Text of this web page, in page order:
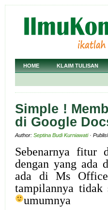
HOME KLAIM TULISAN
Simple !
di Google
Author: Septina Budi Kurniawati·
Sebenarnya fitur
dengan yang ada
ada di Ms
tampilannya
umumnya